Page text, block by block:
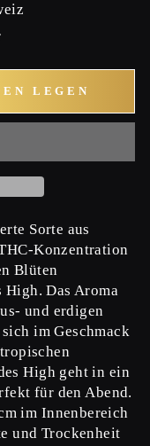
LEGEN
Sorte aus
Konzentration
Blüten
Das Aroma
und erdigen
im Geschmack
High geht in ein
für den Abend.
im Innenbereich
und Trockenheit